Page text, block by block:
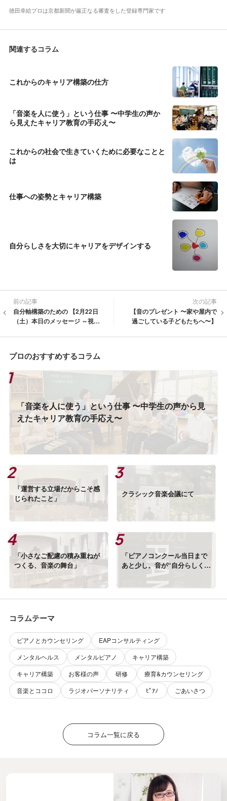
徳田幸絵プロは京都新聞が厳正なる審査をした登録専門家です
関連するコラム
これからのキャリア構築の仕方
「音楽を人に使う」という仕事 〜中学生の声か
ら見えたキャリア教育の手応え〜
これからの社会で生きていくために必要なことと
は
仕事への姿勢とキャリア構築
自分らしさを大切にキャリアをデザインする
前の記事
自分軸構築のための 【2月22日
（土）本日のメッセージ ～視点
次の記事
【音のプレゼント 〜家や屋内で
過ごしている子どもたちへ〜】
プロのおすすめするコラム
「音楽を人に使う」という仕事 〜中学生の声から見
えたキャリア教育の手応え〜
「運営する立場だからこそ感
じられたこと」
クラシック音楽会議にて
「小さなご配慮の積み重ねが
つくる、音楽の舞台」
「ピアノコンクール当日まで
あと少し。音が“自分らしくな
る”仕上げ方」
コラムテーマ
ピアノとカウンセリング
EAPコンサルティング
メンタルヘルス
メンタルピアノ
キャリア構築
キャリア構築
お客様の声 研修
療育&カウンセリング
音楽とココロ
ラジオパーソナリティ ﾋﾟｱﾉ ごあいさつ
コラム一覧に戻る